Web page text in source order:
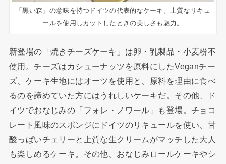
「黒い森」の意味を持つドイツの代表的なケーキ。上質なリキュ
ールを使用しカットしたときの美しさも魅力。
新登場の「焼きチーズケーキ」は卵・乳製品・小麦粉不
使用。チーズはカシューナッツを原料にしたVeganチー
ズ、ケーキ生地にはオーツを使用と、原料を理由に食べ
るのを諦めていた方にはうれしいケーキだ。その他、ド
イツでおなじみの「フォレ・ノワール」も登場。チョコ
レート風味のスポンジにドイツのリキュールを使い、甘
酸っぱいチェリーと上質な生クリームがマッチした大人
も楽しめるケーキ。その他、おなじみロールケーキやシ